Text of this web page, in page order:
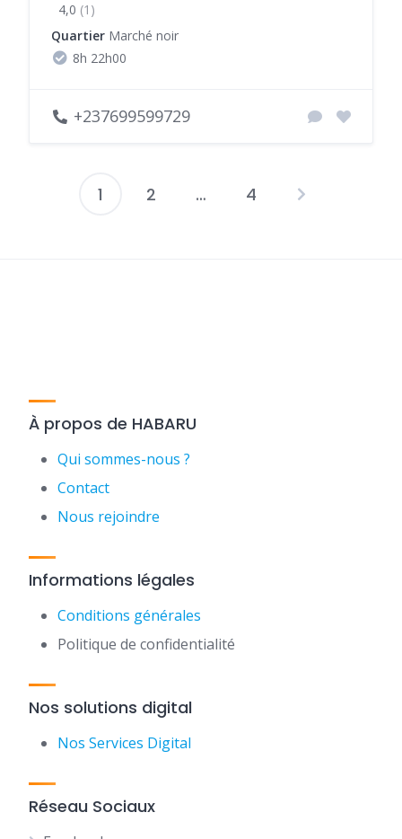
4,0 (1)
Quartier Marché noir
8h 22h00
+237699599729
Pagination
1 2 … 4
À propos de HABARU
Qui sommes-nous ?
Contact
Nous rejoindre
Informations légales
Conditions générales
Politique de confidentialité
Nos solutions digital
Nos Services Digital
Réseau Sociaux